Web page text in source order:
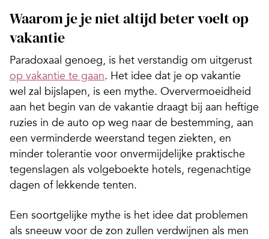
Waarom je je niet altijd beter voelt op
vakantie
Paradoxaal genoeg, is het verstandig om uitgerust
op vakantie te gaan. Het idee dat je op vakantie
wel zal bijslapen, is een mythe. Oververmoeidheid
aan het begin van de vakantie draagt bij aan heftige
ruzies in de auto op weg naar de bestemming, aan
een verminderde weerstand tegen ziekten, en
minder tolerantie voor onvermijdelijke praktische
tegenslagen als volgeboekte hotels, regenachtige
dagen of lekkende tenten.
Een soortgelijke mythe is het idee dat problemen
als sneeuw voor de zon zullen verdwijnen als men